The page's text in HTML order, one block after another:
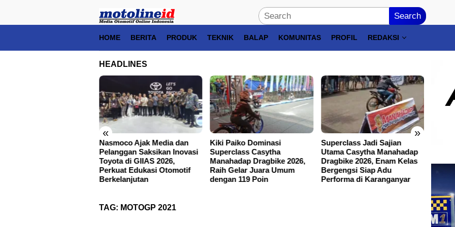
Search
HOME BERITA PRODUK TEKNIK BALAP KOMUNITAS PROFIL REDAKSI
HEADLINES
« »
Nasmoco Ajak Media dan
Pelanggan Saksikan Inovasi
Toyota di GIIAS 2026,
Perkuat Edukasi Otomotif
Berkelanjutan
Kiki Paiko Dominasi
Superclass Casytha
Manahadap Dragbike 2026,
Raih Gelar Juara Umum
dengan 119 Poin
Superclass Jadi Sajian
Utama Casytha Manahadap
Dragbike 2026, Enam Kelas
Bergengsi Siap Adu
Performa di Karanganyar
TAG: MOTOGP 2021